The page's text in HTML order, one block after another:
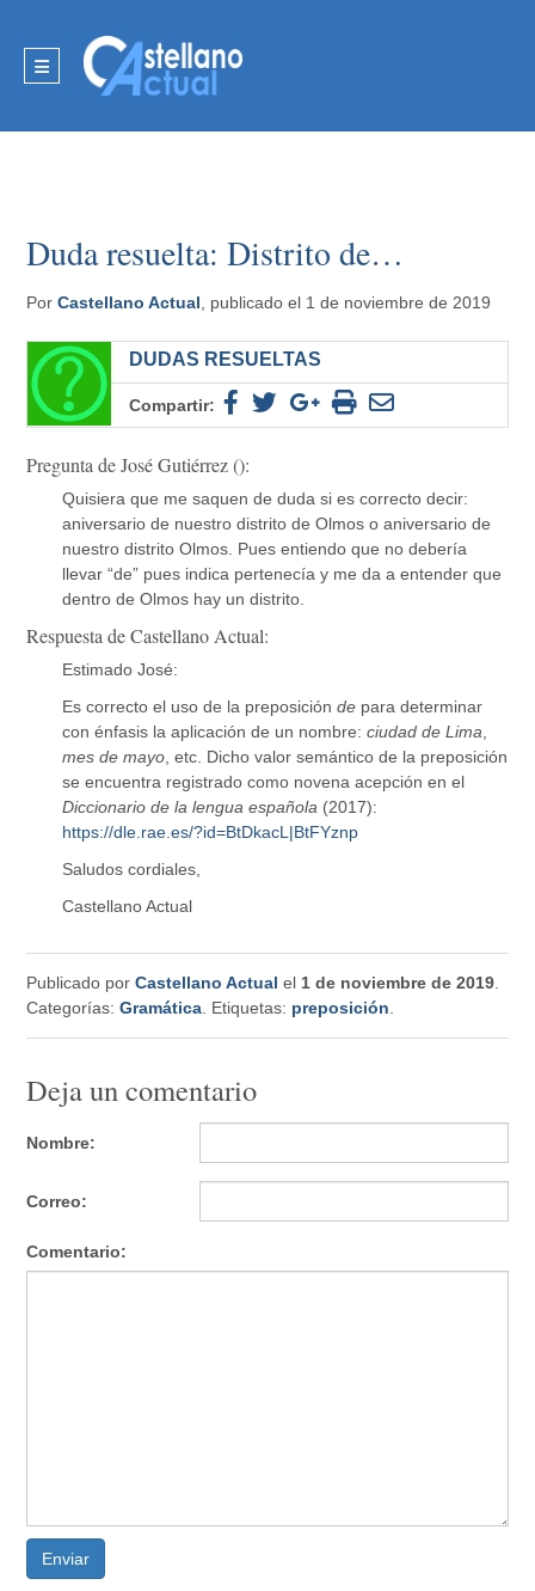
Duda resuelta: Distrito de…
PorCastellano Actual , publicado el 1 de noviembre de 2019
DUDAS RESUELTAS
Compartir:
Pregunta de José Gutiérrez ():
Quisiera que me saquen de duda si es correcto decir:
aniversario de nuestro distrito de Olmos o aniversario de
nuestro distrito Olmos. Pues entiendo que no debería
llevar “de” pues indica pertenecía y me da a entender que
dentro de Olmos hay un distrito.
Respuesta de Castellano Actual:
Estimado José:
Es correcto el uso de la preposiciónde para determinar
con énfasis la aplicación de un nombre:ciudad de Lima
mes de mayo , etc. Dicho valor semántico de la preposición
se encuentra registrado como novena acepción en el
Diccionario de la lengua española (2017):
https://dle.rae.es/?id=BtDkacL|BtFYznp
Saludos cordiales,
Castellano Actual
Publicado porCastellano Actual el 1 de noviembre de 2019
Categorías:Gramática . Etiquetas: preposición
Deja un comentario
Nombre:
Correo:
Comentario:
Enviar